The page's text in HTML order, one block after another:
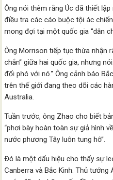
Ông nói thêm rằng Úc đã thiết
điều tra các cáo buộc tội ác
mong đợi tại một quốc gia “dân
Ông Morrison tiếp tục thừa nhận
chắn” giữa hai quốc gia, nhưng
đối phó với nó.” Ông cảnh báo
trên thế giới đang theo dõi các
Australia.
Tuần trước, ông Zhao cho biết
“phơi bày hoàn toàn sự giả hình
nước phương Tây luôn tung hô”.
Đó là một dấu hiệu cho thấy sự
Canberra và Bắc Kinh. Thủ tướng